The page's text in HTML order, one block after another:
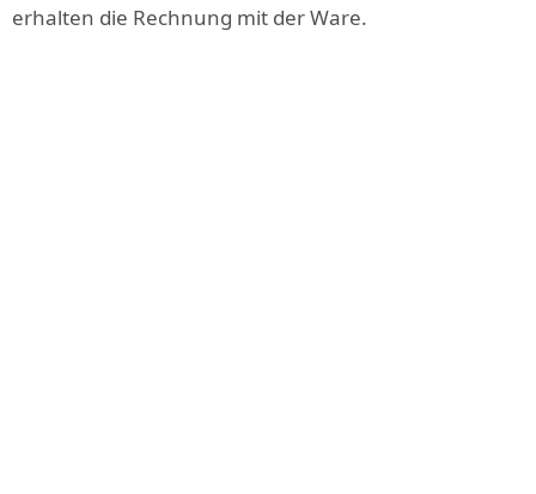
erhalten die Rechnung mit der Ware.